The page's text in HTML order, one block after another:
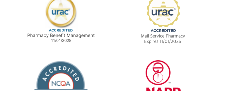
URAC Accredited Pharmacy Benefit
URAC